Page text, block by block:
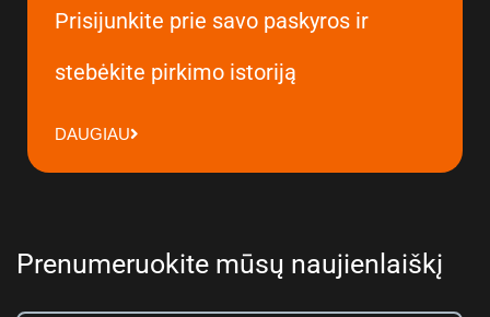
Prisijunkite prie savo paskyros ir
stebėkite pirkimo istoriją
DAUGIAU
Prenumeruokite mūsų naujienlaiškį